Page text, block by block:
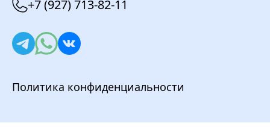
+7 (927) 713-82-11
Политика конфиденциальности